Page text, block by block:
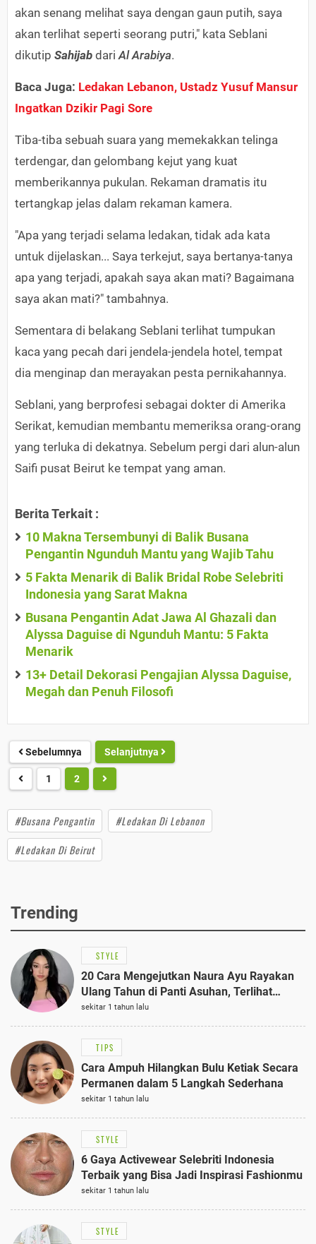
akan senang melihat saya dengan gaun putih, saya
akan terlihat seperti seorang putri," kata Seblani
dikutip Sahijab dariAl Arabiya.
Baca Juga: Ledakan Lebanon, Ustadz Yusuf Mansur
Ingatkan Dzikir Pagi Sore
Tiba-tiba sebuah suara yang memekakkan telinga
terdengar, dan gelombang kejut yang kuat
memberikannya pukulan. Rekaman dramatis itu
tertangkap jelas dalam rekaman kamera.
"Apa yang terjadi selama ledakan, tidak ada kata
untuk dijelaskan... Saya terkejut, saya bertanya-tanya
apa yang terjadi, apakah saya akan mati? Bagaimana
saya akan mati?" tambahnya.
Sementara di belakang Seblani terlihat tumpukan
kaca yang pecah dari jendela-jendela hotel, tempat
dia menginap dan merayakan pesta pernikahannya.
Seblani, yang berprofesi sebagai dokter di Amerika
Serikat, kemudian membantu memeriksa orang-orang
yang terluka di dekatnya. Sebelum pergi dari alun-alun
Saifi pusat Beirut ke tempat yang aman.
Berita Terkait :
10 Makna Tersembunyi di Balik Busana
Pengantin Ngunduh Mantu yang Wajib Tahu
5 Fakta Menarik di Balik Bridal Robe Selebriti
Indonesia yang Sarat Makna
Busana Pengantin Adat Jawa Al Ghazali dan
Alyssa Daguise di Ngunduh Mantu: 5 Fakta
Menarik
13+ Detail Dekorasi Pengajian Alyssa Daguise,
Megah dan Penuh Filosofi
Sebelumnya Selanjutnya
1 2
#Busana Pengantin
#Ledakan Di Lebanon
#Ledakan Di Beirut
Trending
STYLE
20 Cara Mengejutkan Naura Ayu Rayakan
Ulang Tahun di Panti Asuhan, Terlihat
Anggun dengan Kaftan Cokelat
sekitar 1 tahun lalu
TIPS
Cara Ampuh Hilangkan Bulu Ketiak Secara
Permanen dalam 5 Langkah Sederhana
sekitar 1 tahun lalu
STYLE
6 Gaya Activewear Selebriti Indonesia
Terbaik yang Bisa Jadi Inspirasi Fashionmu
sekitar 1 tahun lalu
STYLE